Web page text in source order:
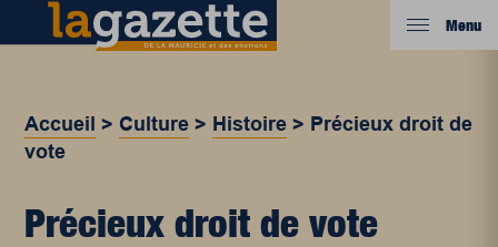
Menu
Accueil > Culture > Histoire > Précieux droit de
vote
Précieux droit de vote